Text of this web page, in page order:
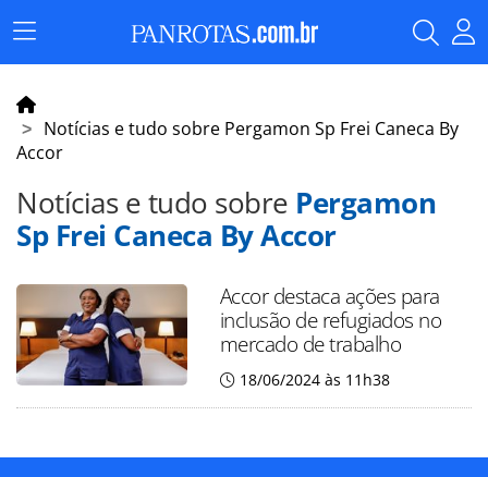
Menu
Principal
Notícias e tudo sobre Pergamon Sp Frei Caneca By
Accor
Notícias e tudo sobre Pergamon
Sp Frei Caneca By Accor
Accor destaca ações para
inclusão de refugiados no
mercado de trabalho
18/06/2024 às 11h38